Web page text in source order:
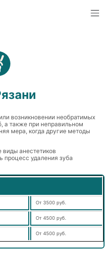
возникновении необратимых
а также при неправильном
мера, когда другие методы
анестетиков
процесс удаления зуба
От 3500 руб.
От 4500 руб.
От 4500 руб.